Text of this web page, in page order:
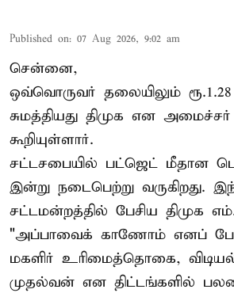
Published on: 07 Aug 2026, 9:02 am
சென்னை,
ஒவ்வொருவர் தலையிலும்
சுமத்தியது திமுக என
கூறியுள்ளார்.
சட்டசபையில் பட்ஜெட் மீதான
இன்று நடைபெற்று வருகிறது.
சட்டமன்றத்தில் பேசிய திமுக
"அப்பாவைக் காணோம் எனப்
மகளிர் உரிமைத்தொகை,
முதல்வன் என திட்டங்களில்